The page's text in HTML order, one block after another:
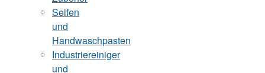
Seifen
und
Handwaschpasten
Industriereiniger
und